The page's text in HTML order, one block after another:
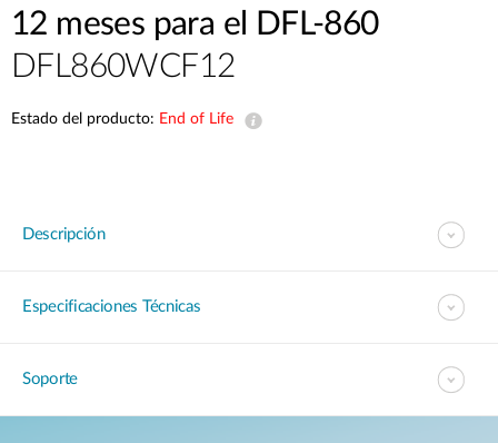
12 meses para el DFL-860
DFL860WCF12
Estado del producto: End of Life
Descripción
Especificaciones Técnicas
Soporte